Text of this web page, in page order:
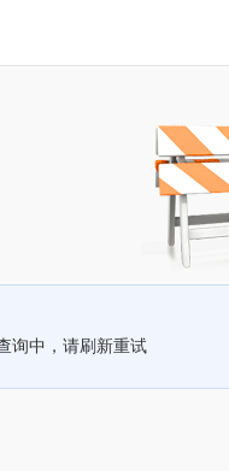
询中，请刷新重试